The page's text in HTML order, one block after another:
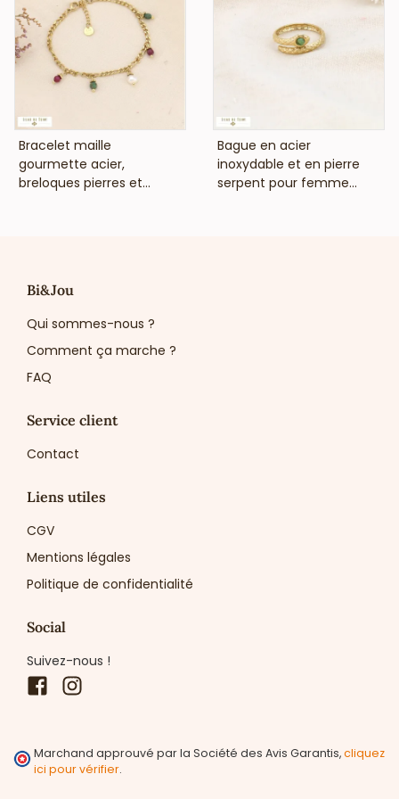
VOIR LE PRIX
Bracelet maille
gourmette acier,
breloques pierres et...
VOIR LE PRIX
Bague en acier
inoxydable et en pierre
serpent pour femme...
Bi&Jou
Qui sommes-nous ?
Comment ça marche ?
FAQ
Service client
Contact
Liens utiles
CGV
Mentions légales
Politique de confidentialité
Social
Suivez-nous !
Facebook
Marchand approuvé par la Société des Avis Garantis,cliquez
ici pour vérifier.